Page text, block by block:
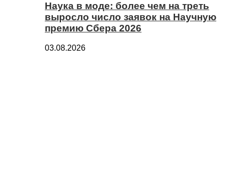
Наука в моде: более чем на треть
выросло число заявок на Научную
премию Сбера 2026
03.08.2026